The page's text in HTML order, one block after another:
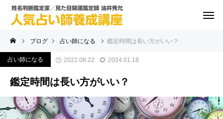
ブログ 占い師になる 鑑定時間は長い方がいい？
占い師になる 2022.08.22 2024.01.18
鑑定時間は長い方がいい？